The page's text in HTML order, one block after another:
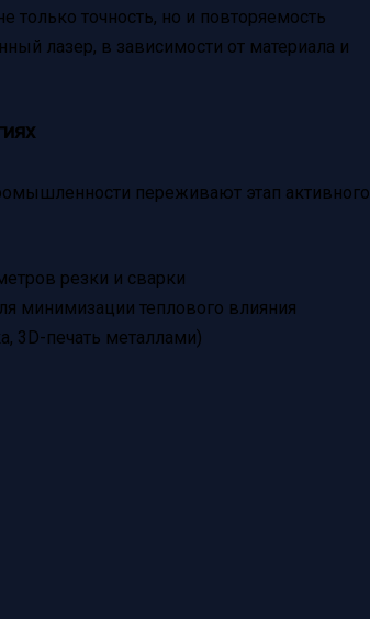
точность, но и повторяемость
лазер, в зависимости от материала и
переживают этап активного
резки и сварки
минимизации теплового влияния
3D-печать металлами)